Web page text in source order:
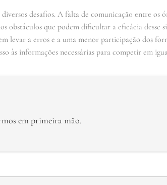
desafios. A falta de comunicação entre os
obstáculos que podem dificultar a eficácia desse
levar a erros e a uma menor participação dos
às informações necessárias para competir em
em primeira mão.